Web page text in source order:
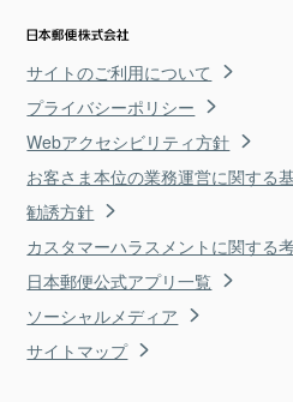
サイトのご利用について
プライバシーポリシー
Webアクセシビリティ方針
お客さま本位の業務運営に関する
勧誘方針
カスタマーハラスメントに関する
日本郵便公式アプリ一覧
ソーシャルメディア
サイトマップ